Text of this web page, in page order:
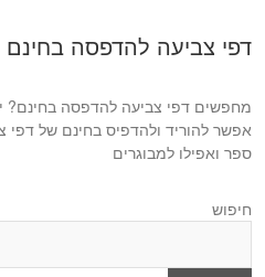
דפי צביעה להדפסה בחינם
מחפשים דפי צביעה להדפסה בחינם?
אפשר להוריד ולהדפיס בחינם של דפי
ספר ואפילו למבוגרים
חיפוש